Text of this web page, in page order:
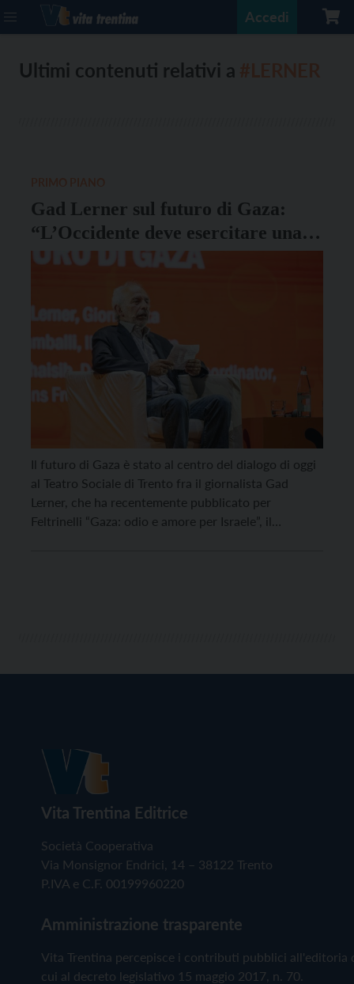
Accedi
Ultimi contenuti relativi a
Gad Lerner sul futuro di Gaza:
“L’Occidente deve esercitare una
pressione sul governo israeliano”
Il futuro di Gaza è stato al centro del dialogo di oggi
al Teatro Sociale di Trento fra il giornalista Gad
Lerner, che ha recentemente pubblicato per
Feltrinelli “Gaza: odio e amore per Israele”, il
Vita Trentina Editrice
Società Cooperativa
Via Monsignor Endrici, 14 – 38122 Trento
P.IVA e C.F. 00199960220
Amministrazione trasparente
Vita Trentina percepisce i contributi pubblici all'editoria
cui al decreto legislativo 15 maggio 2017, n. 70.